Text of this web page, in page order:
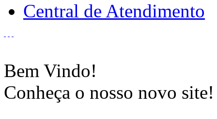
Central de Atendimento
Bem Vindo!
Conheça o nosso novo site!